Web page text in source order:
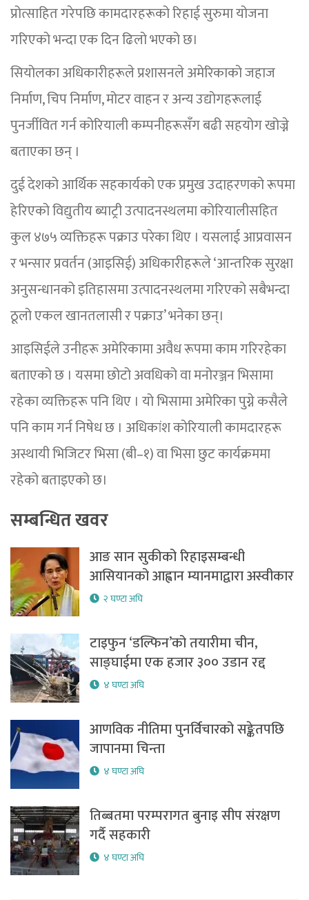
प्रोत्साहित गरेपछि कामदारहरूको रिहाई सुरुमा योजना
गरिएको भन्दा एक दिन ढिलो भएको छ।
सियोलका अधिकारीहरूले प्रशासनले अमेरिकाको जहाज
निर्माण, चिप निर्माण, मोटर वाहन र अन्य उद्योगहरूलाई
पुनर्जीवित गर्न कोरियाली कम्पनीहरूसँग बढी सहयोग खोज्ने
बताएका छन् ।
दुई देशको आर्थिक सहकार्यको एक प्रमुख उदाहरणको रूपमा
हेरिएको विद्युतीय ब्याट्री उत्पादनस्थलमा कोरियालीसहित
कुल ४७५ व्यक्तिहरू पक्राउ परेका थिए । यसलाई आप्रवासन
र भन्सार प्रवर्तन (आइसिई) अधिकारीहरूले ‘आन्तरिक सुरक्षा
अनुसन्धानको इतिहासमा उत्पादनस्थलमा गरिएको सबैभन्दा
ठूलो एकल खानतलासी र पक्राउ’ भनेका छन्।
आइसिईले उनीहरू अमेरिकामा अवैध रूपमा काम गरिरहेका
बताएको छ । यसमा छोटो अवधिको वा मनोरञ्जन भिसामा
रहेका व्यक्तिहरू पनि थिए । यो भिसामा अमेरिका पुग्ने कसैले
पनि काम गर्न निषेध छ । अधिकांश कोरियाली कामदारहरू
अस्थायी भिजिटर भिसा (बी–१) वा भिसा छुट कार्यक्रममा
रहेको बताइएको छ।
सम्बन्धित खवर
आङ सान सुकीको रिहाइसम्बन्धी
आसियानको आह्वान म्यानमाद्वारा अस्वीकार
२ घण्टा अघि
टाइफुन ‘डल्फिन’को तयारीमा चीन,
साङ्घाईमा एक हजार ३०० उडान रद्द
४ घण्टा अघि
आणविक नीतिमा पुनर्विचारको सङ्केतपछि
जापानमा चिन्ता
४ घण्टा अघि
तिब्बतमा परम्परागत बुनाइ सीप संरक्षण
गर्दै सहकारी
४ घण्टा अघि